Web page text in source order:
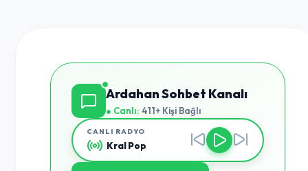
Ardahan Sohbet Kanalı
● Canlı: 411+ Kişi Bağlı
CANLI RADYO
Kral Pop